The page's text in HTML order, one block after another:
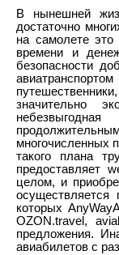
В нынешней
достаточно
на самолете
времени и
безопасности
значительно
многочисленных
такого плана
предоставляет
целом, и
осуществляется
которых
OZON.travel,
предложения.
авиабилетов с